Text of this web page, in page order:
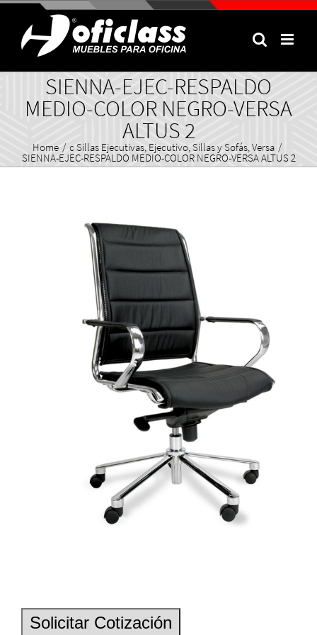
Skip
content
SIENNA-EJEC-RESPALDO
MEDIO-COLOR NEGRO-VERSA
ALTUS 2
Home / c Sillas Ejecutivas, Ejecutivo,Sillas y Sofás,Versa /
SIENNA-EJEC-RESPALDO MEDIO-COLOR NEGRO-VERSA ALTUS 2